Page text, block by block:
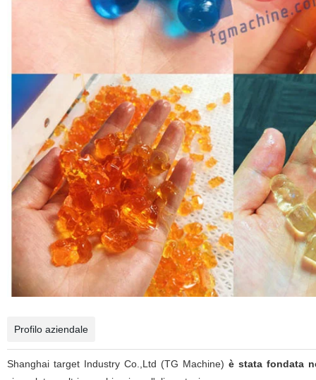
Profilo aziendale
Shanghai target Industry Co.,Ltd (TG Machine) è stata fondata